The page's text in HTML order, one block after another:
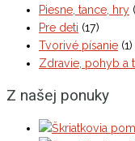
Piesne, tance, hry
Pre deti (17)
Tvorivé písanie (1)
Zdravie, pohyb a
Z našej ponuky